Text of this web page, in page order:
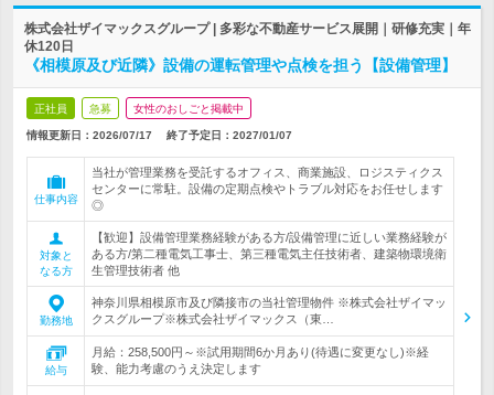
株式会社ザイマックスグループ | 多彩な不動産サービス展開｜研修充実｜年
休120日
《相模原及び近隣》設備の運転管理や点検を担う【設備管理】
正社員 急募 女性のおしごと掲載中
情報更新日：2026/07/17 終了予定日： 2027/01/07
仕事内容
当社が管理業務を受託するオフィス、商業施設、ロジスティクス
センターに常駐。設備の定期点検やトラブル対応をお任せします
◎
対象と
なる方
【歓迎】設備管理業務経験がある方/設備管理に近しい業務経験が
ある方/第二種電気工事士、第三種電気主任技術者、建築物環境衛
生管理技術者 他
勤務地
神奈川県相模原市及び隣接市の当社管理物件 ※株式会社ザイマッ
クスグループ※株式会社ザイマックス（東…
給与
月給：258,500円～※試用期間6か月あり(待遇に変更なし)※経
験、能力考慮のうえ決定します